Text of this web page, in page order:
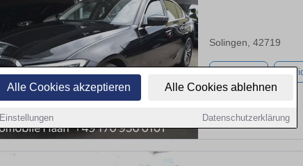
Alle Cookies akzeptieren Alle Cookies ablehnen
Einstellungen Datenschutzerklärung
Solingen, 42719